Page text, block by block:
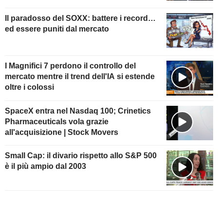
Il paradosso del SOXX: battere i record…
ed essere puniti dal mercato
I Magnifici 7 perdono il controllo del
mercato mentre il trend dell'IA si estende
oltre i colossi
SpaceX entra nel Nasdaq 100; Crinetics
Pharmaceuticals vola grazie
all'acquisizione | Stock Movers
Small Cap: il divario rispetto allo S&P 500
è il più ampio dal 2003